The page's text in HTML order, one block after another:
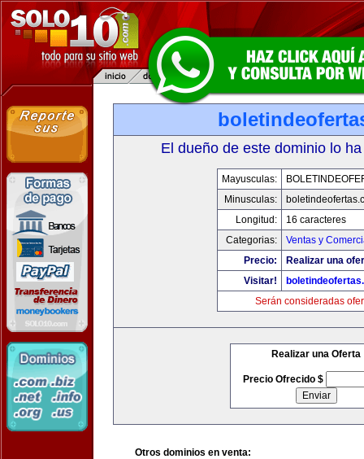
El dueño de este dominio lo
Mayusculas:
Minusculas:
Longitud:
16 caracteres
Categorias:
Ventas y
Precio:
Realizar una
Visitar!
Serán consideradas
Realizar una Oferta
Precio Ofrecido $
Otros dominios en venta: